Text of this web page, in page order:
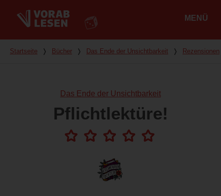
MENÜ
Du bist hier
Startseite ❭ Bücher ❭ Das Ende der Unsichtbarkeit ❭ Rezensionen
Das Ende der Unsichtbarkeit
Pflichtlektüre!